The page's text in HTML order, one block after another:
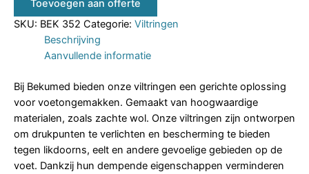
Toevoegen aan offerte
SKU: BEK 352 Categorie: Viltringen
Beschrijving
Aanvullende informatie
Bij Bekumed bieden onze viltringen een gerichte oplossing
voor voetongemakken. Gemaakt van hoogwaardige
materialen, zoals zachte wol. Onze viltringen zijn ontworpen
om drukpunten te verlichten en bescherming te bieden
tegen likdoorns, eelt en andere gevoelige gebieden op de
voet. Dankzij hun dempende eigenschappen verminderen